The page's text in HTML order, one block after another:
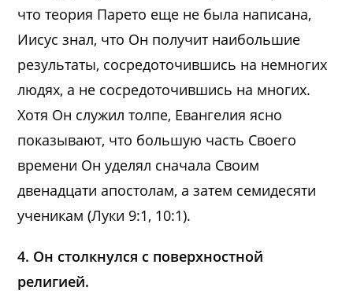
что теория Парето еще не была написана,
Иисус знал, что Он получит наибольшие
результаты, сосредоточившись на немногих
людях, а не сосредоточившись на многих.
Хотя Он служил толпе, Евангелия ясно
показывают, что большую часть Своего
времени Он уделял сначала Своим
двенадцати апостолам, а затем семидесяти
ученикам (Луки 9:1, 10:1).
4. Он столкнулся с поверхностной
религией.